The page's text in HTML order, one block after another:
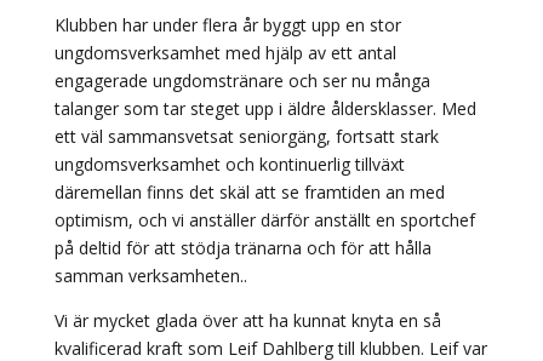
Klubben har under flera år byggt upp en stor
ungdomsverksamhet med hjälp av ett antal
engagerade ungdomstränare och ser nu många
talanger som tar steget upp i äldre åldersklasser. Med
ett väl sammansvetsat seniorgäng, fortsatt stark
ungdomsverksamhet och kontinuerlig tillväxt
däremellan finns det skäl att se framtiden an med
optimism, och vi anställer därför anställt en sportchef
på deltid för att stödja tränarna och för att hålla
samman verksamheten..
Vi är mycket glada över att ha kunnat knyta en så
kvalificerad kraft som Leif Dahlberg till klubben. Leif var